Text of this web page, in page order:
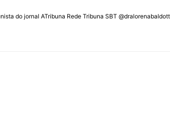
do jornal ATribuna Rede Tribuna SBT